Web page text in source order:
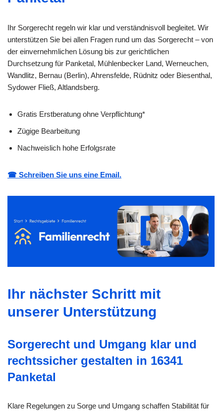
Ihr Sorgerecht regeln wir klar und verständnisvoll begleitet. Wir
unterstützen Sie bei allen Fragen rund um das Sorgerecht – von
der einvernehmlichen Lösung bis zur gerichtlichen
Durchsetzung für Panketal, Mühlenbecker Land, Werneuchen,
Wandlitz, Bernau (Berlin), Ahrensfelde, Rüdnitz oder Biesenthal,
Sydower Fließ, Altlandsberg.
Gratis Erstberatung ohne Verpflichtung*
Zügige Bearbeitung
Nachweislich hohe Erfolgsrate
☎ Schreiben Sie uns eine Email.
Ihr nächster Schritt mit
unserer Unterstützung
Sorgerecht und Umgang klar und
rechtssicher gestalten in 16341
Panketal
Klare Regelungen zu Sorge und Umgang schaffen Stabilität für